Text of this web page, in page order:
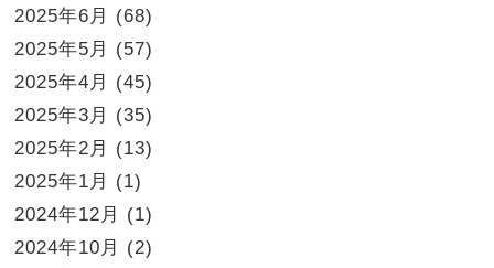
2025年6月
(68)
2025年5月
(57)
2025年4月
(45)
2025年3月
(35)
2025年2月
(13)
2025年1月
(1)
2024年12月
(1)
2024年10月
(2)